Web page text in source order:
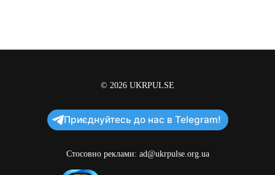
© 2026 UKRPULSE
Приєднуйтесь до нас в Telegram!
Стосовно реклами: ad@ukrpulse.org.ua